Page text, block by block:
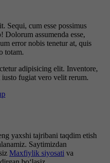
Sequi, cum esse possimus
assumenda esse,
error nobis tenetur at, quis
totam.
adipisicing elit. Inventore,
iusto fugiat vero velit rerum.
yaxshi tajribani taqdim etish
Saytimizdan
Maxfiylik siyosati va